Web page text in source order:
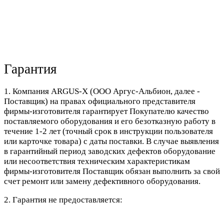
Гарантия
1. Компания ARGUS-X (ООО Аргус-Альбион, далее -
Поставщик) на правах официального представителя
фирмы-изготовителя гарантирует Покупателю качество
поставляемого оборудования и его безотказную работу в
течение 1-2 лет (точный срок в инструкции пользователя
или карточке товара) с даты поставки. В случае выявления
в гарантийный период заводских дефектов оборудование
или несоответствия техническим характеристикам
фирмы-изготовителя Поставщик обязан выполнить за свой
счет ремонт или замену дефективного оборудования.
2. Гарантия не предоставляется: